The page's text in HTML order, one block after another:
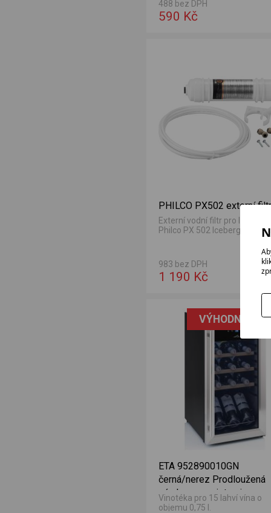
488 bez DPH
590 Kč
PHILCO PX502 externí filtr
Externí vodní filtr pro ledničky
Philco PX 502 Iceberg a PX
983 bez DPH
1 190 Kč
VÝHODNÁ
ETA 952890010GN
černá/nerez Prodloužená
záruka po registraci
Vinotéka pro 15 lahví vína o
objemu 0,75 l.